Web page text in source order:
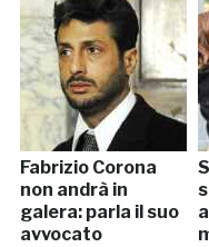
Fabrizio Corona
non andrà in
galera: parla il suo
avvocato